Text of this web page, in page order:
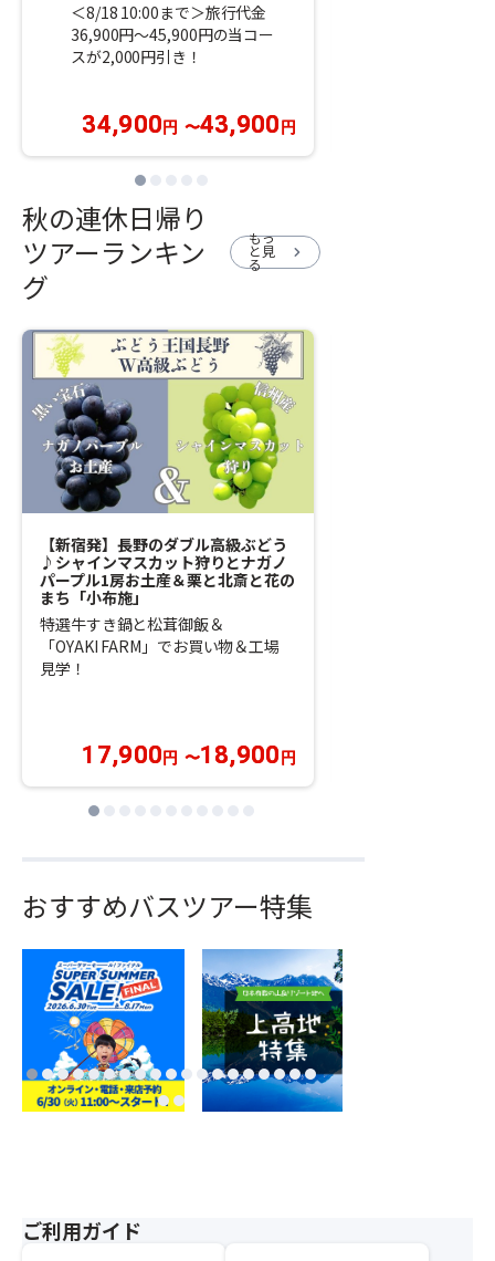
＜8/18 10:00まで＞旅行代金
36,900円～45,900円の当コー
スが2,000円引き！
34,900 円 〜43,900 円
秋の連休日帰り
ツアーランキン
グ
もっ
と見
る
chevron_right
【新宿発】長野のダブル高級ぶどう
♪シャインマスカット狩りとナガノ
パープル1房お土産＆栗と北斎と花の
まち「小布施」
特選牛すき鍋と松茸御飯＆
「OYAKI FARM」でお買い物＆工場
見学！
17,900円 〜18,900円
おすすめバスツアー特集
ご利用ガイド